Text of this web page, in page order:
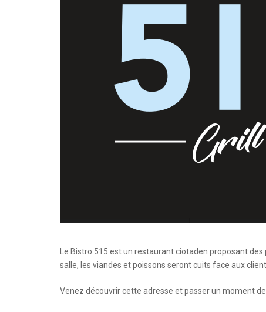
Le Bistro 515 est un restaurant ciotaden proposant
salle, les viandes et poissons seront cuits face aux
Venez découvrir cette adresse et passer un moment